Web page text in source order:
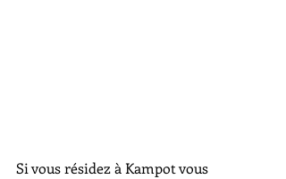
Si vous résidez à Kampot vous